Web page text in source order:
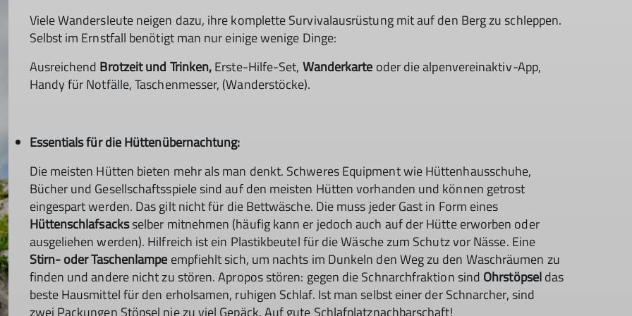
Viele Wandersleute neigen dazu, ihre komplette Survivalausrüstung mit auf den Berg zu schleppen.
Selbst im Ernstfall benötigt man nur einige wenige Dinge:
Ausreichend Brotzeit und Trinken,Erste-Hilfe-Set, Wanderkarte oder die alpenvereinaktiv-App,
Handy für Notfälle, Taschenmesser, (Wanderstöcke).
Essentials für die Hüttenübernachtung:
Die meisten Hütten bieten mehr als man denkt. Schweres Equipment wie Hüttenhausschuhe,
Bücher und Gesellschaftsspiele sind auf den meisten Hütten vorhanden und können getrost
eingespart werden. Das gilt nicht für die Bettwäsche. Die muss jeder Gast in Form eines
Hüttenschlafsacksselber mitnehmen (häufig kann er jedoch auch auf der Hütte erworben oder
ausgeliehen werden). Hilfreich ist ein Plastikbeutel für die Wäsche zum Schutz vor Nässe. Eine
Stirn- oder Taschenlampe empfiehlt sich, um nachts im Dunkeln den Weg zu den Waschräumen zu
finden und andere nicht zu stören. Apropos stören: gegen die Schnarchfraktion sind Ohrstöpseldas
beste Hausmittel für den erholsamen, ruhigen Schlaf. Ist man selbst einer der Schnarcher, sind